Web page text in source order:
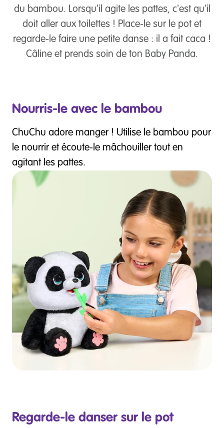
du bambou. Lorsqu'il agite les pattes, c'est qu'il
doit aller aux toilettes ! Place-le sur le pot et
regarde-le faire une petite danse : il a fait caca !
Câline et prends soin de ton Baby Panda.
Nourris-le avec le bambou
ChuChu adore manger ! Utilise le bambou pour
le nourrir et écoute-le mâchouiller tout en
agitant les pattes.
Regarde-le danser sur le pot